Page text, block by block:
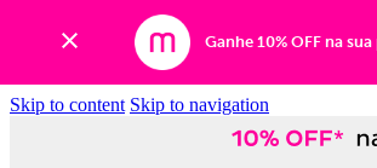
Ganhe 10% OFF na
Skip to content Skip to navigation